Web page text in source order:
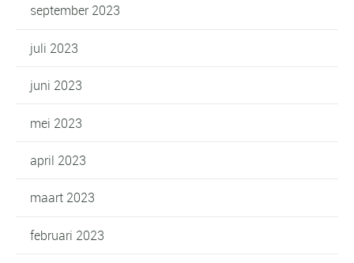
september 2023
juli 2023
juni 2023
mei 2023
april 2023
maart 2023
februari 2023